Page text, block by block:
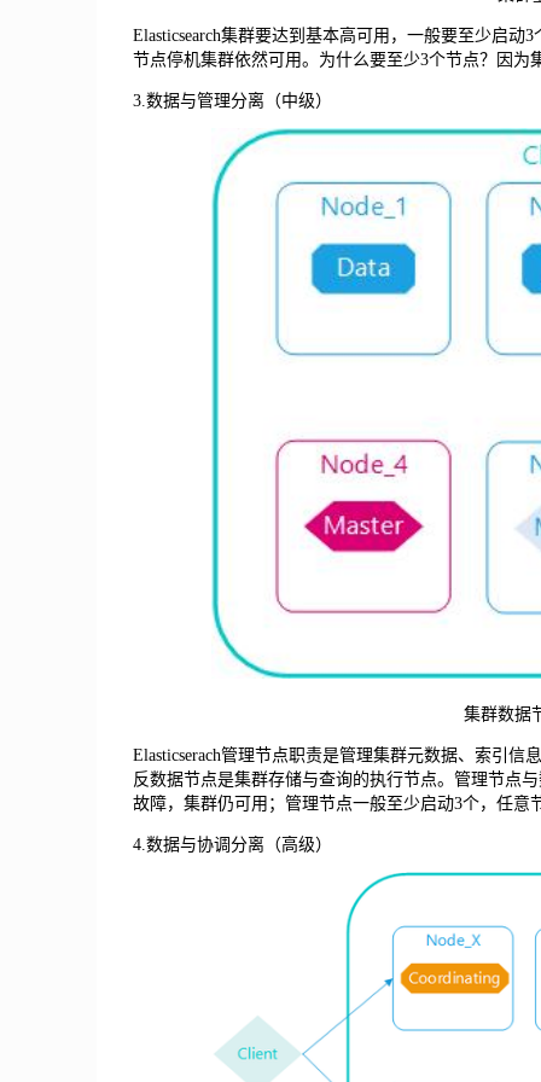
Elasticsearch集群要达到基本高可用，一般要至少启
节点停机集群依然可用。为什么要至少3个节点？因为
3.数据与管理分离（中级）
集群数据
Elasticserach管理节点职责是管理集群元数据、索引
反数据节点是集群存储与查询的执行节点。管理节点
故障，集群仍可用；管理节点一般至少启动3个，任意
4.数据与协调分离（高级）